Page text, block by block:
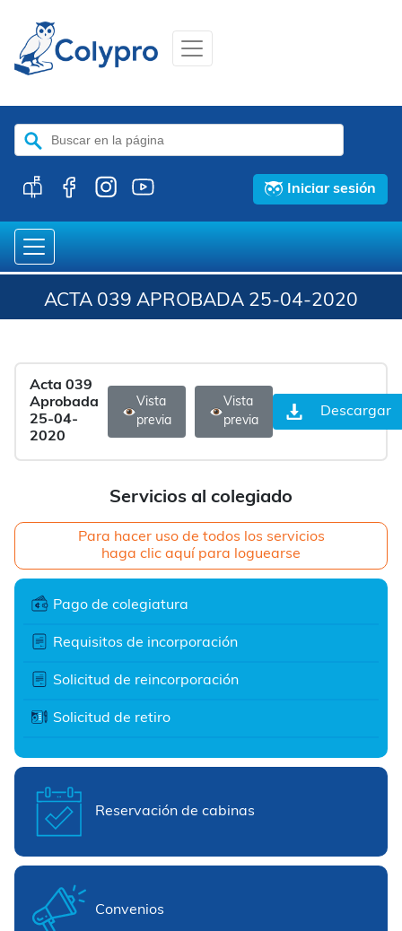
Buscar:
Iniciar sesión
ACTA 039 APROBADA 25-04-2020
Servicios al colegiado
Para hacer uso de todos los servicios
haga clic aquí para loguearse
Pago de colegiatura
Requisitos de incorporación
Solicitud de reincorporación
Solicitud de retiro
Reservación de cabinas
Convenios
Acta 039
Aprobada
25-04-
2020
Vista
previa
Vista
previa
Descargar